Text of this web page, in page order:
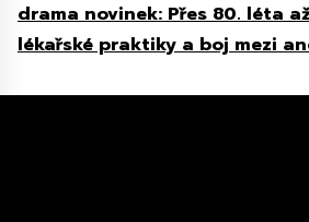
drama novinek: Přes 80. léta
lékařské praktiky a boj mezi